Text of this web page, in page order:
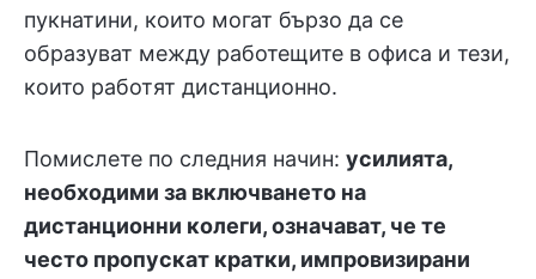
пукнатини, които могат бързо да се
образуват между работещите в офиса и тези,
които работят дистанционно.
Помислете по следния начин: усилията,
необходими за включването на
дистанционни колеги, означават, че те
често пропускат кратки, импровизирани